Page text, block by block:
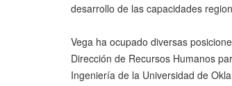
desarrollo de las capacidades
Vega ha ocupado diversas
Dirección de Recursos Humanos
Ingeniería de la Universidad de